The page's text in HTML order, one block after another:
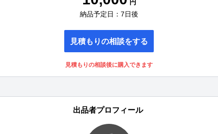
円
納品予定日：7日後
見積もりの相談をする
見積もりの相談後に購入できます
出品者プロフィール